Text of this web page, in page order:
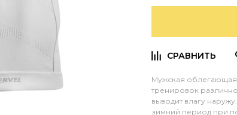
Мужская
тренировок
выводит влагу
зимний период при